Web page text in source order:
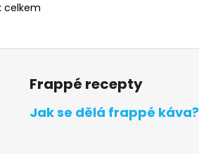
celkem
Frappé recepty
Jak se dělá frappé káva?